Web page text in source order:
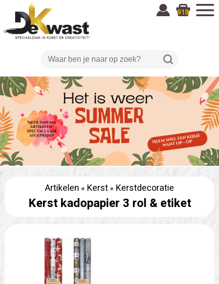
918
Artikelen Kerst Kerstdecoratie
Kerst kadopapier 3 rol & etiket